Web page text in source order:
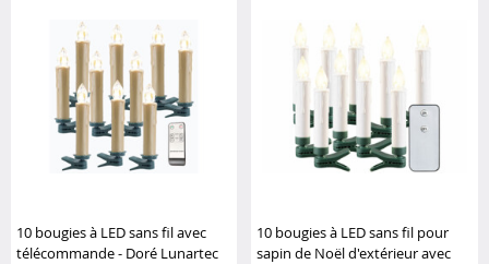
10 bougies à LED sans fil avec
télécommande - Doré Lunartec
10 bougies à LED sans fil pour
sapin de Noël d'extérieur avec